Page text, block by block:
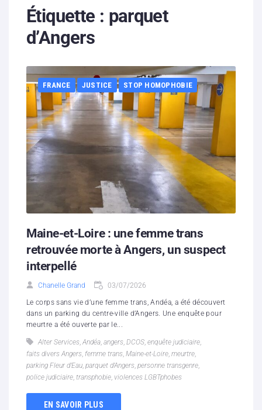
Contenus litigieux
Nous soutenir
Partenaires
Contacts
Hébergement solidaire
Étiquette : parquet
d’Angers
FRANCE JUSTICE STOP HOMOPHOBIE
Maine-et-Loire : une femme trans
retrouvée morte à Angers, un suspect
interpellé
Chanelle Grand 03/07/2026
Le corps sans vie d’une femme trans, Andéa, a été découvert
dans un parking du centre-ville d’Angers. Une enquête pour
meurtre a été ouverte par le...
Alter Services, Andéa, angers, DCOS, enquête judiciaire,
faits divers Angers, femme trans, Maine-et-Loire, meurtre,
parking Fleur d’Eau, parquet d’Angers, personne transgenre,
police judiciaire, transphobie, violences LGBTphobes
EN SAVOIR PLUS